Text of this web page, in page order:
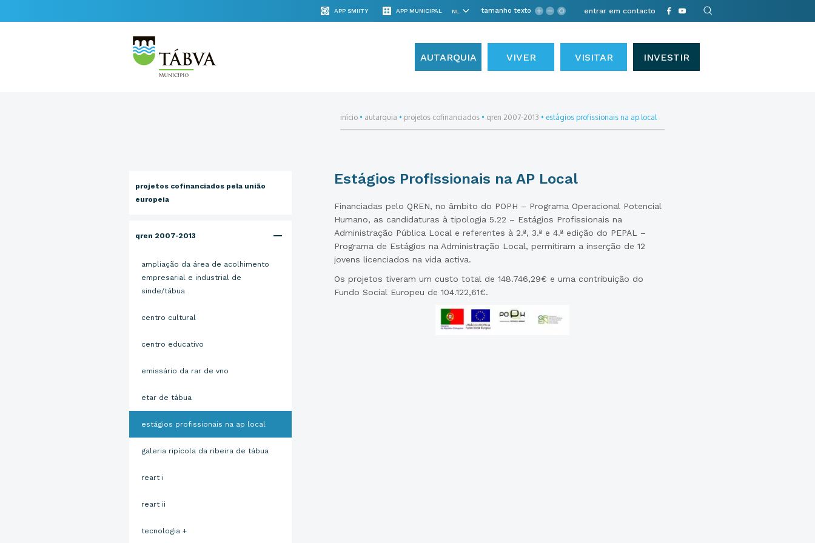
APP SMIITY APP MUNICIPAL tamanho texto entrar em contacto
AUTARQUIA VIVER VISITAR INVESTIR
projetos cofinanciados pela união
europeia
qren 2007-2013
ampliação da área de acolhimento
empresarial e industrial de
sinde/tábua
centro cultural
centro educativo
emissário da rar de vno
etar de tábua
estágios profissionais na ap local
galeria ripícola da ribeira de tábua
reart i
reart ii
tecnologia +
início• autarquia • projetos cofinanciados• qren 2007-2013 • estágios profissionais na ap local
Estágios Profissionais na AP Local
Financiadas pelo QREN, no âmbito do POPH – Programa Operacional Potencial
Humano, as candidaturas à tipologia 5.22 – Estágios Profissionais na
Administração Pública Local e referentes à 2.ª, 3.ª e 4.ª edição do PEPAL –
Programa de Estágios na Administração Local, permitiram a inserção de 12
jovens licenciados na vida activa.
Os projetos tiveram um custo total de 148.746,29€ e uma contribuição do
Fundo Social Europeu de 104.122,61€.